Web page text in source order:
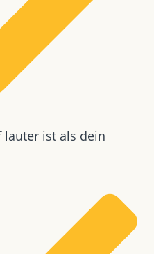
lauter ist als dein